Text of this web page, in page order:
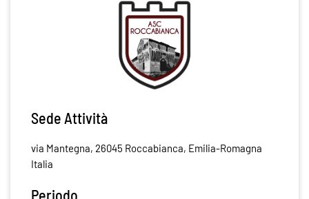
Sede Attività
via Mantegna, 26045 Roccabianca, Emilia-Romagna
Italia
Periodo